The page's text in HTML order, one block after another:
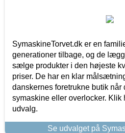
SymaskineTorvet.dk er en
generationer tilbage, og de
sælge produkter i den højeste
priser. De har en klar
danskernes foretrukne butik når
symaskine eller overlocker. Klik
udvalg.
Se udvalget på